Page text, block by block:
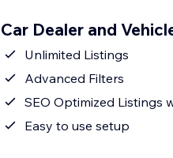
Car Dealer and
Unlimited Listings
Advanced Filters
SEO Optimized Listings
Easy to use setup